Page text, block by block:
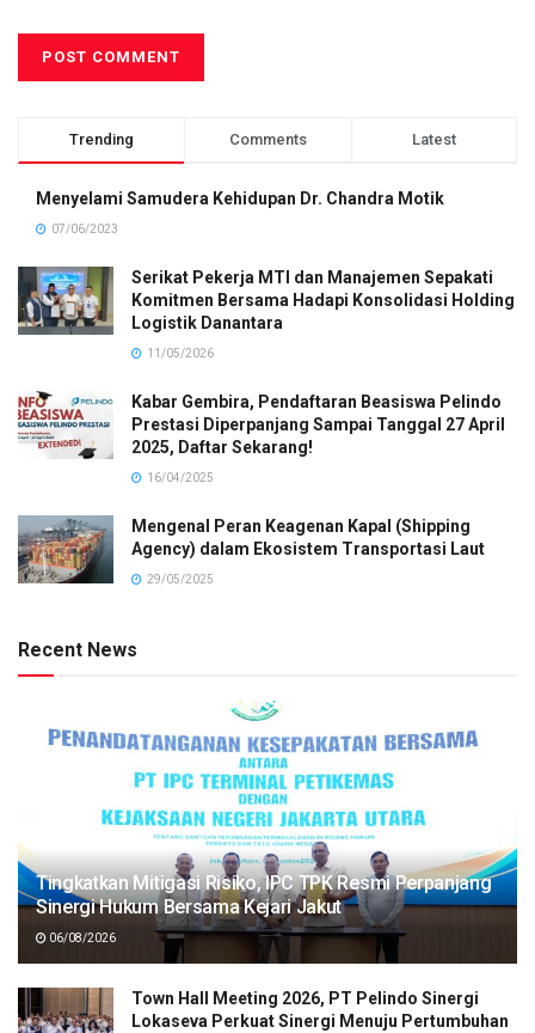
Trending Comments Latest
Menyelami Samudera Kehidupan Dr. Chandra Motik
07/06/2023
Serikat Pekerja MTI dan Manajemen Sepakati
Komitmen Bersama Hadapi Konsolidasi Holding
Logistik Danantara
11/05/2026
Kabar Gembira, Pendaftaran Beasiswa Pelindo
Prestasi Diperpanjang Sampai Tanggal 27 April
2025, Daftar Sekarang!
16/04/2025
Mengenal Peran Keagenan Kapal (Shipping
Agency) dalam Ekosistem Transportasi Laut
29/05/2025
Recent News
Tingkatkan Mitigasi Risiko, IPC TPK Resmi Perpanjang
Sinergi Hukum Bersama Kejari Jakut
06/08/2026
Town Hall Meeting 2026, PT Pelindo Sinergi
Lokaseva Perkuat Sinergi Menuju Pertumbuhan